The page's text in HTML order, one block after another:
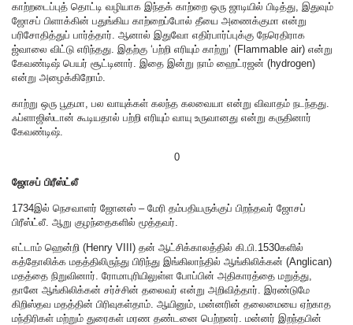
காற்றடைப்புத் தொட்டி வழியாக இந்தக் காற்றை ஒரு ஜாடியில் பிடித்து, இதுவும்
ஜோசப் பிளாக்கின் பதுங்கிய காற்றைப்போல் தீயை அணைக்குமா என்று
பரிசோதித்துப் பார்த்தார். ஆனால் இதுவோ எதிர்பார்ப்புக்கு நேரெதிராக
ஜ்வாலை விட்டு எரிந்தது. இதற்கு ‘பற்றி எரியும் காற்று’ (Flammable air) என்று
கேவண்டிஷ் பெயர் சூட்டினார். இதை இன்று நாம் ஹைட்ரஜன் (hydrogen)
என்று அழைக்கிறோம்.
காற்று ஒரு பூதமா, பல வாயுக்கள் கலந்த கலவையா என்று விவாதம் நடந்தது.
ஃப்ளாஜிஸ்டான் கூடியதால் பற்றி எரியும் வாயு உருவானது என்று கருதினார்
கேவண்டிஷ்.
0
ஜோசப் பிரீஸ்ட்லீ
1734இல் நெசவாளர் ஜோனஸ் – மேரி தம்பதியருக்குப் பிறந்தவர் ஜோசப்
பிரீஸ்ட்லீ. ஆறு குழந்தைகளில் மூத்தவர்.
எட்டாம் ஹென்றி (Henry VIII) தன் ஆட்சிக்காலத்தில் கி.பி.1530களில்
கத்தோலிக்க மதத்திலிருந்து பிரிந்து இங்கிலாந்தில் ஆங்கிலிக்கன் (Anglican)
மதத்தை நிறுவினார். ரோமாபுரியிலுள்ள போப்பின் அதிகாரத்தை மறுத்து,
தானே ஆங்கிலிக்கன் சர்ச்சின் தலைவர் என்று அறிவித்தார். இரண்டுமே
கிறிஸ்தவ மதத்தின் பிரிவுகள்தாம். ஆயினும், மன்னரின் தலைமையை ஏற்காத
மந்திரிகள் மற்றும் துரைகள் மரண தண்டனை பெற்றனர். மன்னர் இறந்தபின்